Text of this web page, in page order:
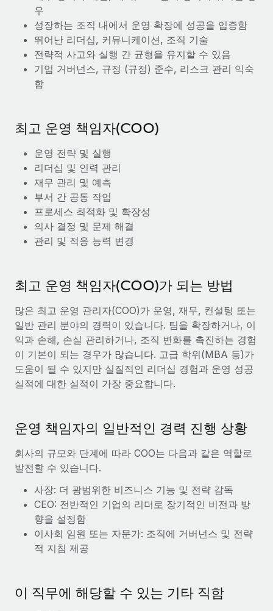
우
성장하는 조직 내에서 운영 확장에 성공을 입증함
뛰어난 리더십, 커뮤니케이션, 조직 기술
전략적 사고와 실행 간 균형을 유지할 수 있음
기업 거버넌스, 규정 (규정) 준수, 리스크 관리 익숙
함
최고 운영 책임자(COO)
운영 전략 및 실행
리더십 및 인력 관리
재무 관리 및 예측
부서 간 공동 작업
프로세스 최적화 및 확장성
의사 결정 및 문제 해결
관리 및 적응 능력 변경
최고 운영 책임자(COO)가 되는 방법
많은 최고 운영 관리자(COO)가 운영, 재무, 컨설팅 또는
일반 관리 분야의 경력이 있습니다. 팀을 확장하거나, 이
익과 손해, 손실 관리하거나, 조직 변화를 촉진하는 경험
이 기본이 되는 경우가 많습니다. 고급 학위(MBA 등)가
도움이 될 수 있지만 실질적인 리더십 경험과 운영 성공
실적에 대한 실적이 가장 중요합니다.
운영 책임자의 일반적인 경력 진행 상황
회사의 규모와 단계에 따라 COO는 다음과 같은 역할로
발전할 수 있습니다.
사장: 더 광범위한 비즈니스 기능 및 전략 감독
CEO: 전반적인 기업의 리더로 장기적인 비전과 방
향을 설정함
이사회 임원 또는 자문가: 조직에 거버넌스 및 전략
적 지침 제공
이 직무에 해당할 수 있는 기타 직함